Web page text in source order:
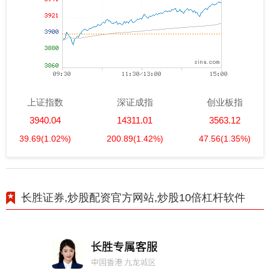
上证指数
3940.04
39.69(1.02%)
深证成指
14311.01
200.89(1.42%)
创业板指
3563.12
47.56(1.35%)
长胜证券,炒股配资官方网站,炒股10倍杠杆软件